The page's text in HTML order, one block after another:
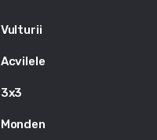
Vulturii
Acvilele
3x3
Monden